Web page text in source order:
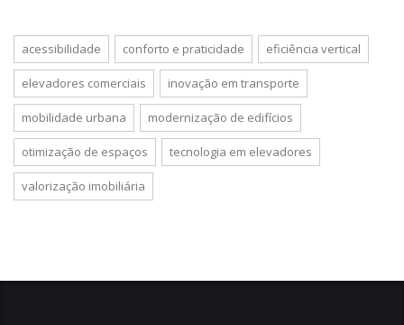
acessibilidade conforto e praticidade eficiência vertical
elevadores comerciais inovação em transporte
mobilidade urbana modernização de edifícios
otimização de espaços tecnologia em elevadores
valorização imobiliária